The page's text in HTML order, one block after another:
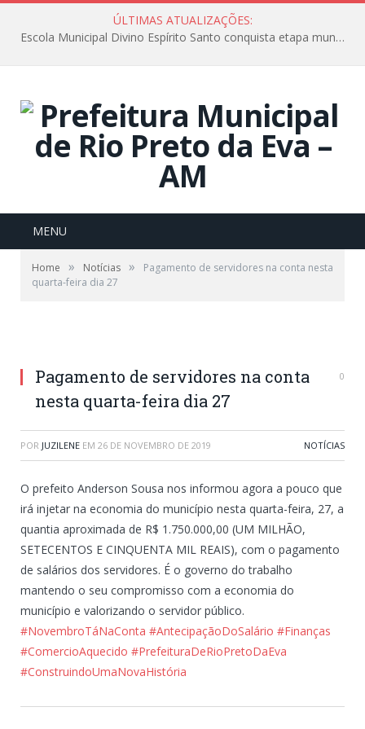
ÚLTIMAS ATUALIZAÇÕES:
Escola Municipal Divino Espírito Santo conquista etapa municipal da V Feira Amazonense de Matemática
MENU
Home » Notícias »
Pagamento de servidores na conta nesta
quarta-feira dia 27
Pagamento de servidores na conta
nesta quarta-feira dia 27
0
POR JUZILENE EM 26 DE NOVEMBRO DE 2019 NOTÍCIAS
O prefeito Anderson Sousa nos informou agora a pouco que
irá injetar na economia do município nesta quarta-feira, 27, a
quantia aproximada de R$ 1.750.000,00 (UM MILHÃO,
SETECENTOS E CINQUENTA MIL REAIS), com o pagamento
de salários dos servidores. É o governo do trabalho
mantendo o seu compromisso com a economia do
município e valorizando o servidor público.
#NovembroTáNaConta #AntecipaçãoDoSalário #Finanças
#ComercioAquecido #PrefeituraDeRioPretoDaEva
#ConstruindoUmaNovaHistória